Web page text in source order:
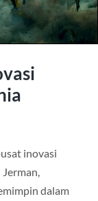
inovasi
dalam